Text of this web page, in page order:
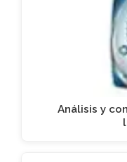
Análisis y